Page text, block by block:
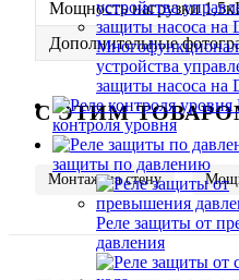
устройства
защиты насоса на
контроля уровня
защиты по давлению
Реле защиты от
давления
Мощность нагрузки
Дополнительные
C ЭТИМ
Монтаж на стену